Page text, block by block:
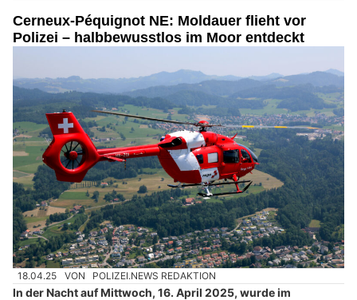
Cerneux-Péquignot NE: Moldauer flieht vor
Polizei – halbbewusstlos im Moor entdeckt
18.04.25 VON POLIZEI.NEWS REDAKTION
In der Nacht auf Mittwoch, 16. April 2025, wurde im